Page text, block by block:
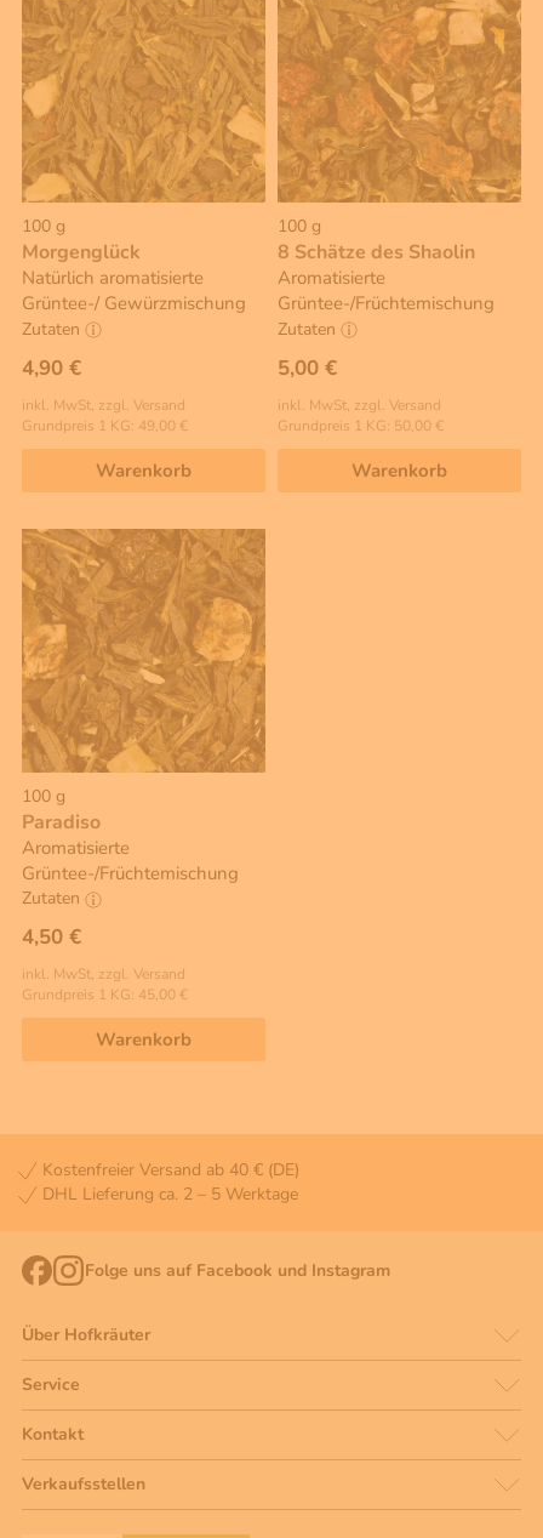
100 g
Morgenglück
Natürlich aromatisierte
Grüntee-/ Gewürzmischung
Zutaten
4,90 €
inkl. MwSt, zzgl. Versand
Grundpreis 1 KG: 49,00 €
Warenkorb
100 g
8 Schätze des Shaolin
Aromatisierte
Grüntee-/Früchtemischung
Zutaten
5,00 €
inkl. MwSt, zzgl. Versand
Grundpreis 1 KG: 50,00 €
Warenkorb
100 g
Paradiso
Aromatisierte
Grüntee-/Früchtemischung
Zutaten
4,50 €
inkl. MwSt, zzgl. Versand
Grundpreis 1 KG: 45,00 €
Warenkorb
Kostenfreier Versand ab 40 € (DE)
DHL Lieferung ca. 2 – 5 Werktage
Folge uns auf Facebook und Instagram
Über Hofkräuter
Service
Kontakt
Verkaufsstellen